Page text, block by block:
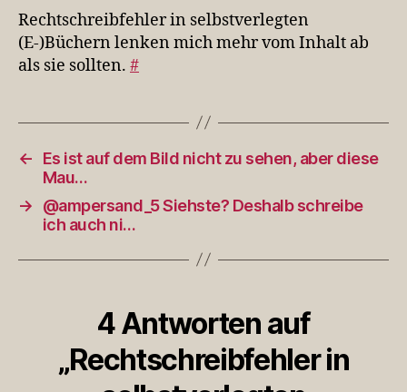
Rechtschreibfehler in selbstverlegten
(E-)Büchern lenken mich mehr vom Inhalt ab
als sie sollten. #
←
Es ist auf dem Bild nicht zu sehen, aber diese
Mau…
→
@ampersand_5 Siehste? Deshalb schreibe
ich auch ni…
4 Antworten auf
„Rechtschreibfehler in